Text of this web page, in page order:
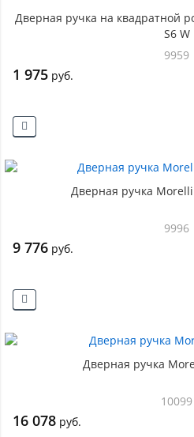
Дверная ручка на квадратной
S6 W
9959
1 975 руб.
Дверная ручка Morelli
9996
9 776 руб.
Дверная ручка
10099
16 078 руб.